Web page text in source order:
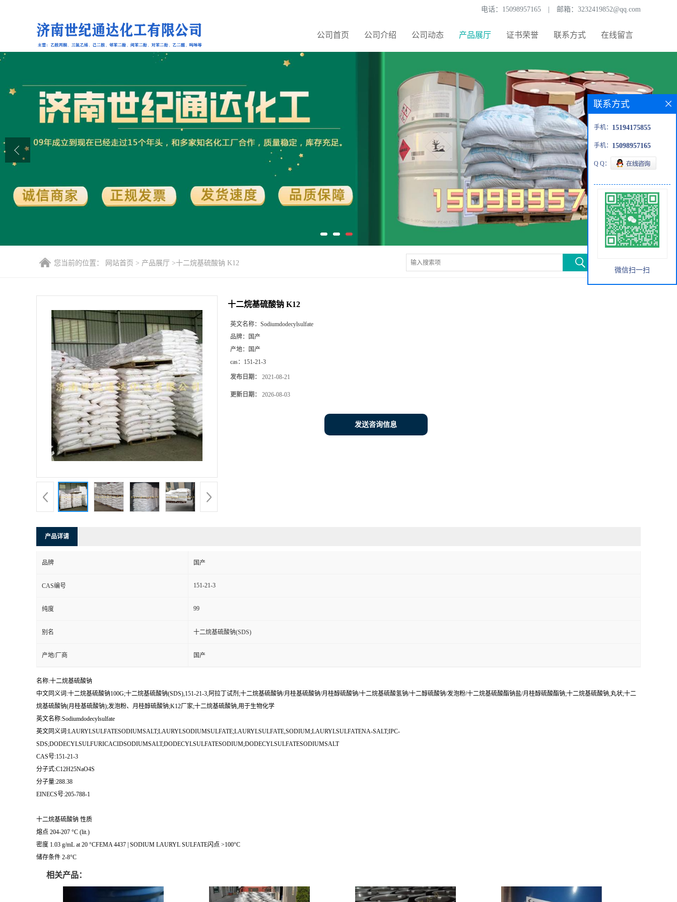
电话： 15098957165 邮箱： 3232419852@qq.com
公司首页 公司介绍 公司动态 产品展厅 证书荣誉 联系方式 在线留言
公司首页
产品展厅
联系方式
您当前的位置： 网站首页 > 产品展厅 >十二烷基硫酸钠 K12
十二烷基硫酸钠 K12
英文名称： Sodiumdodecylsulfate
品牌：
国产
产地：
国产
cas： 151-21-3
发布日期： 2021-08-21
更新日期： 2026-08-03
发送咨询信息
产品详请
品牌 国产
CAS编号 151-21-3
纯度 99
别名 十二烷基硫酸钠(SDS)
产地/厂商 国产
名称:十二烷基硫酸钠
中文同义词:十二烷基硫酸钠100G;十二烷基硫酸钠(SDS),151-21-3,阿拉丁试剂;十二烷基硫酸钠/月桂基硫酸钠/月桂醇硫酸钠/十二烷基硫酸氢钠/十二醇硫酸钠/发泡粉/十二烷基硫酸酯钠盐/月桂醇硫酸酯钠;十二烷基硫酸钠,丸状;十二
烷基硫酸钠(月桂基硫酸钠);发泡粉、月桂醇硫酸钠;K12厂家;十二烷基硫酸钠,用于生物化学
英文名称:Sodiumdodecylsulfate
英文同义词:LAURYLSULFATESODIUMSALT;LAURYLSODIUMSULFATE;LAURYLSULFATE,SODIUM;LAURYLSULFATENA-SALT;IPC-
SDS;DODECYLSULFURICACIDSODIUMSALT;DODECYLSULFATESODIUM;DODECYLSULFATESODIUMSALT
CAS号:151-21-3
分子式:C12H25NaO4S
分子量:288.38
EINECS号:205-788-1
十二烷基硫酸钠 性质
熔点 204-207 °C (lit.)
密度 1.03 g/mL at 20 °CFEMA 4437 | SODIUM LAURYL SULFATE闪点 >100°C
储存条件 2-8°C
相关产品：
联系方式
手机： 15194175855
手机： 15098957165
Q Q：
微信扫一扫